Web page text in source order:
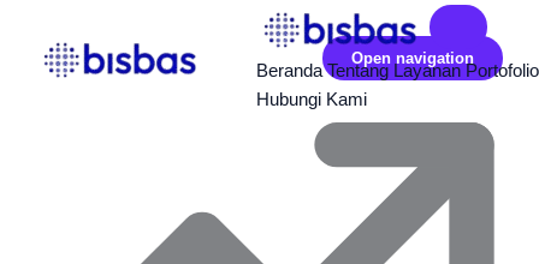
Open navigation
BerandaTentangLayananPortofolio
Hubungi Kami